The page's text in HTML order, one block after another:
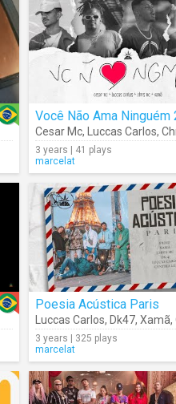
Você Não Ama Ninguém
Cesar Mc, Luccas Carlos,
3 years | 41 plays
marcelat
Poesia Acústica Paris
Luccas Carlos, Dk47, Xamã,
3 years | 325 plays
marcelat